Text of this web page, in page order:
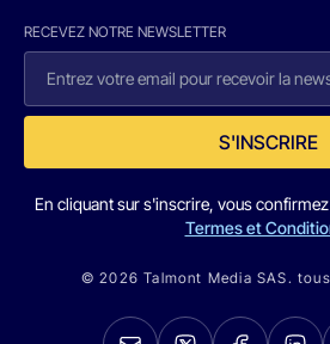
RECEVEZ NOTRE NEWSLETTER
S'INSCRIRE
En cliquant sur s'inscrire, vous
Termes et
© 2026 Talmont Media SAS.